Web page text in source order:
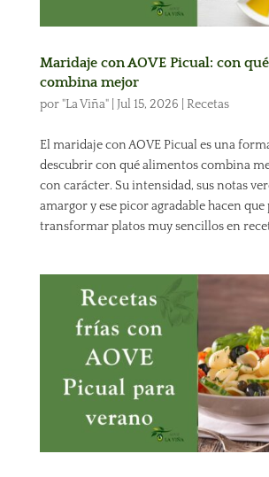
Maridaje con AOVE Picual: con
combina mejor
por"La Viña"| Jul 15, 2026 Recetas
El maridaje con AOVE Picual es una
descubrir con qué alimentos combina
con carácter. Su intensidad, sus notas
amargor y ese picor agradable hacen que
transformar platos muy sencillos en